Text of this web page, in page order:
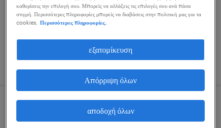
δημοσιεύτηκε 5 αυγούστου 2026
εργάτες/τριες παραγωγής
καθορίσεις την επιλογή σου. Μπορείς να αλλάξεις τις επιλογές σου ανά πάσα
στιγμή. Περισσότερες πληροφορίες μπορείς να διαβάσεις στην πολιτική μας για τα
cookies.
Περισσότερες πληροφορίες.
εξατομίκευση
Απόρριψη όλων
αποδοχή όλων